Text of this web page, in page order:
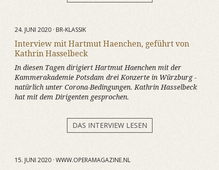
24. JUNI 2020 · BR-KLASSIK
Interview mit Hartmut Haenchen, geführt von
Kathrin Hasselbeck
In diesen Tagen dirigiert Hartmut Haenchen mit der
Kammerakademie Potsdam drei Konzerte in Würzburg -
natürlich unter Corona-Bedingungen. Kathrin Hasselbeck
hat mit dem Dirigenten gesprochen.
DAS INTERVIEW LESEN
15. JUNI 2020 · WWW.OPERAMAGAZINE.NL